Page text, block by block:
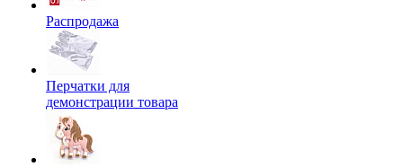
Распродажа
Перчатки для
демонстрации товара